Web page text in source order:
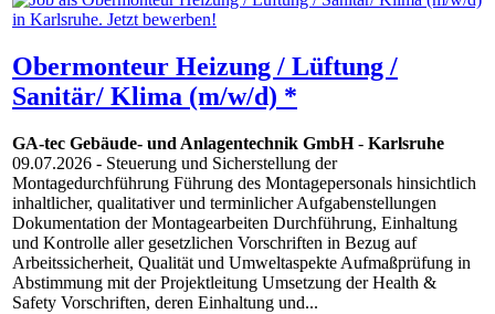
Obermonteur Heizung / Lüftung /
Sanitär/ Klima (m/w/d) *
GA-tec Gebäude- und Anlagentechnik GmbH- Karlsruhe
09.07.2026 - Steuerung und Sicherstellung der
Montagedurchführung Führung des Montagepersonals hinsichtlich
inhaltlicher, qualitativer und terminlicher Aufgabenstellungen
Dokumentation der Montagearbeiten Durchführung, Einhaltung
und Kontrolle aller gesetzlichen Vorschriften in Bezug auf
Arbeitssicherheit, Qualität und Umweltaspekte Aufmaßprüfung in
Abstimmung mit der Projektleitung Umsetzung der Health &
Safety Vorschriften, deren Einhaltung und...